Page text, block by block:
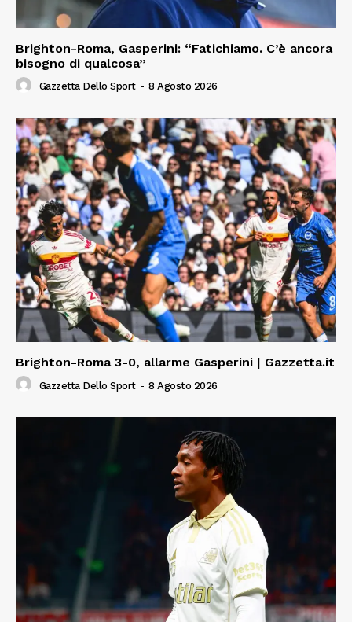
Brighton-Roma, Gasperini: “Fatichiamo. C’è ancora
bisogno di qualcosa”
Gazzetta Dello Sport - 8 Agosto 2026
Brighton-Roma 3-0, allarme Gasperini | Gazzetta.it
Gazzetta Dello Sport - 8 Agosto 2026